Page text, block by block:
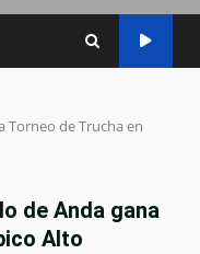
Torneo de Trucha en
de Anda gana
Alto